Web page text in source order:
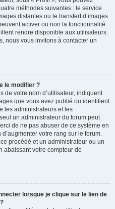
méthodes suivantes : le service
distantes ou le transfert d’images
activer ou non la fonctionnalité
rendre disponible aux utilisateurs.
nous vous invitons à contacter un
le modifier ?
de votre nom d’utilisateur, indiquent
que vous avez publié ou identifient
les administrateurs et les
un administrateur du forum peut
de ne pas abuser de ce système en
votre rang sur le forum.
procédé et un administrateur ou un
abaissant votre compteur de
lorsque je clique sur le lien de